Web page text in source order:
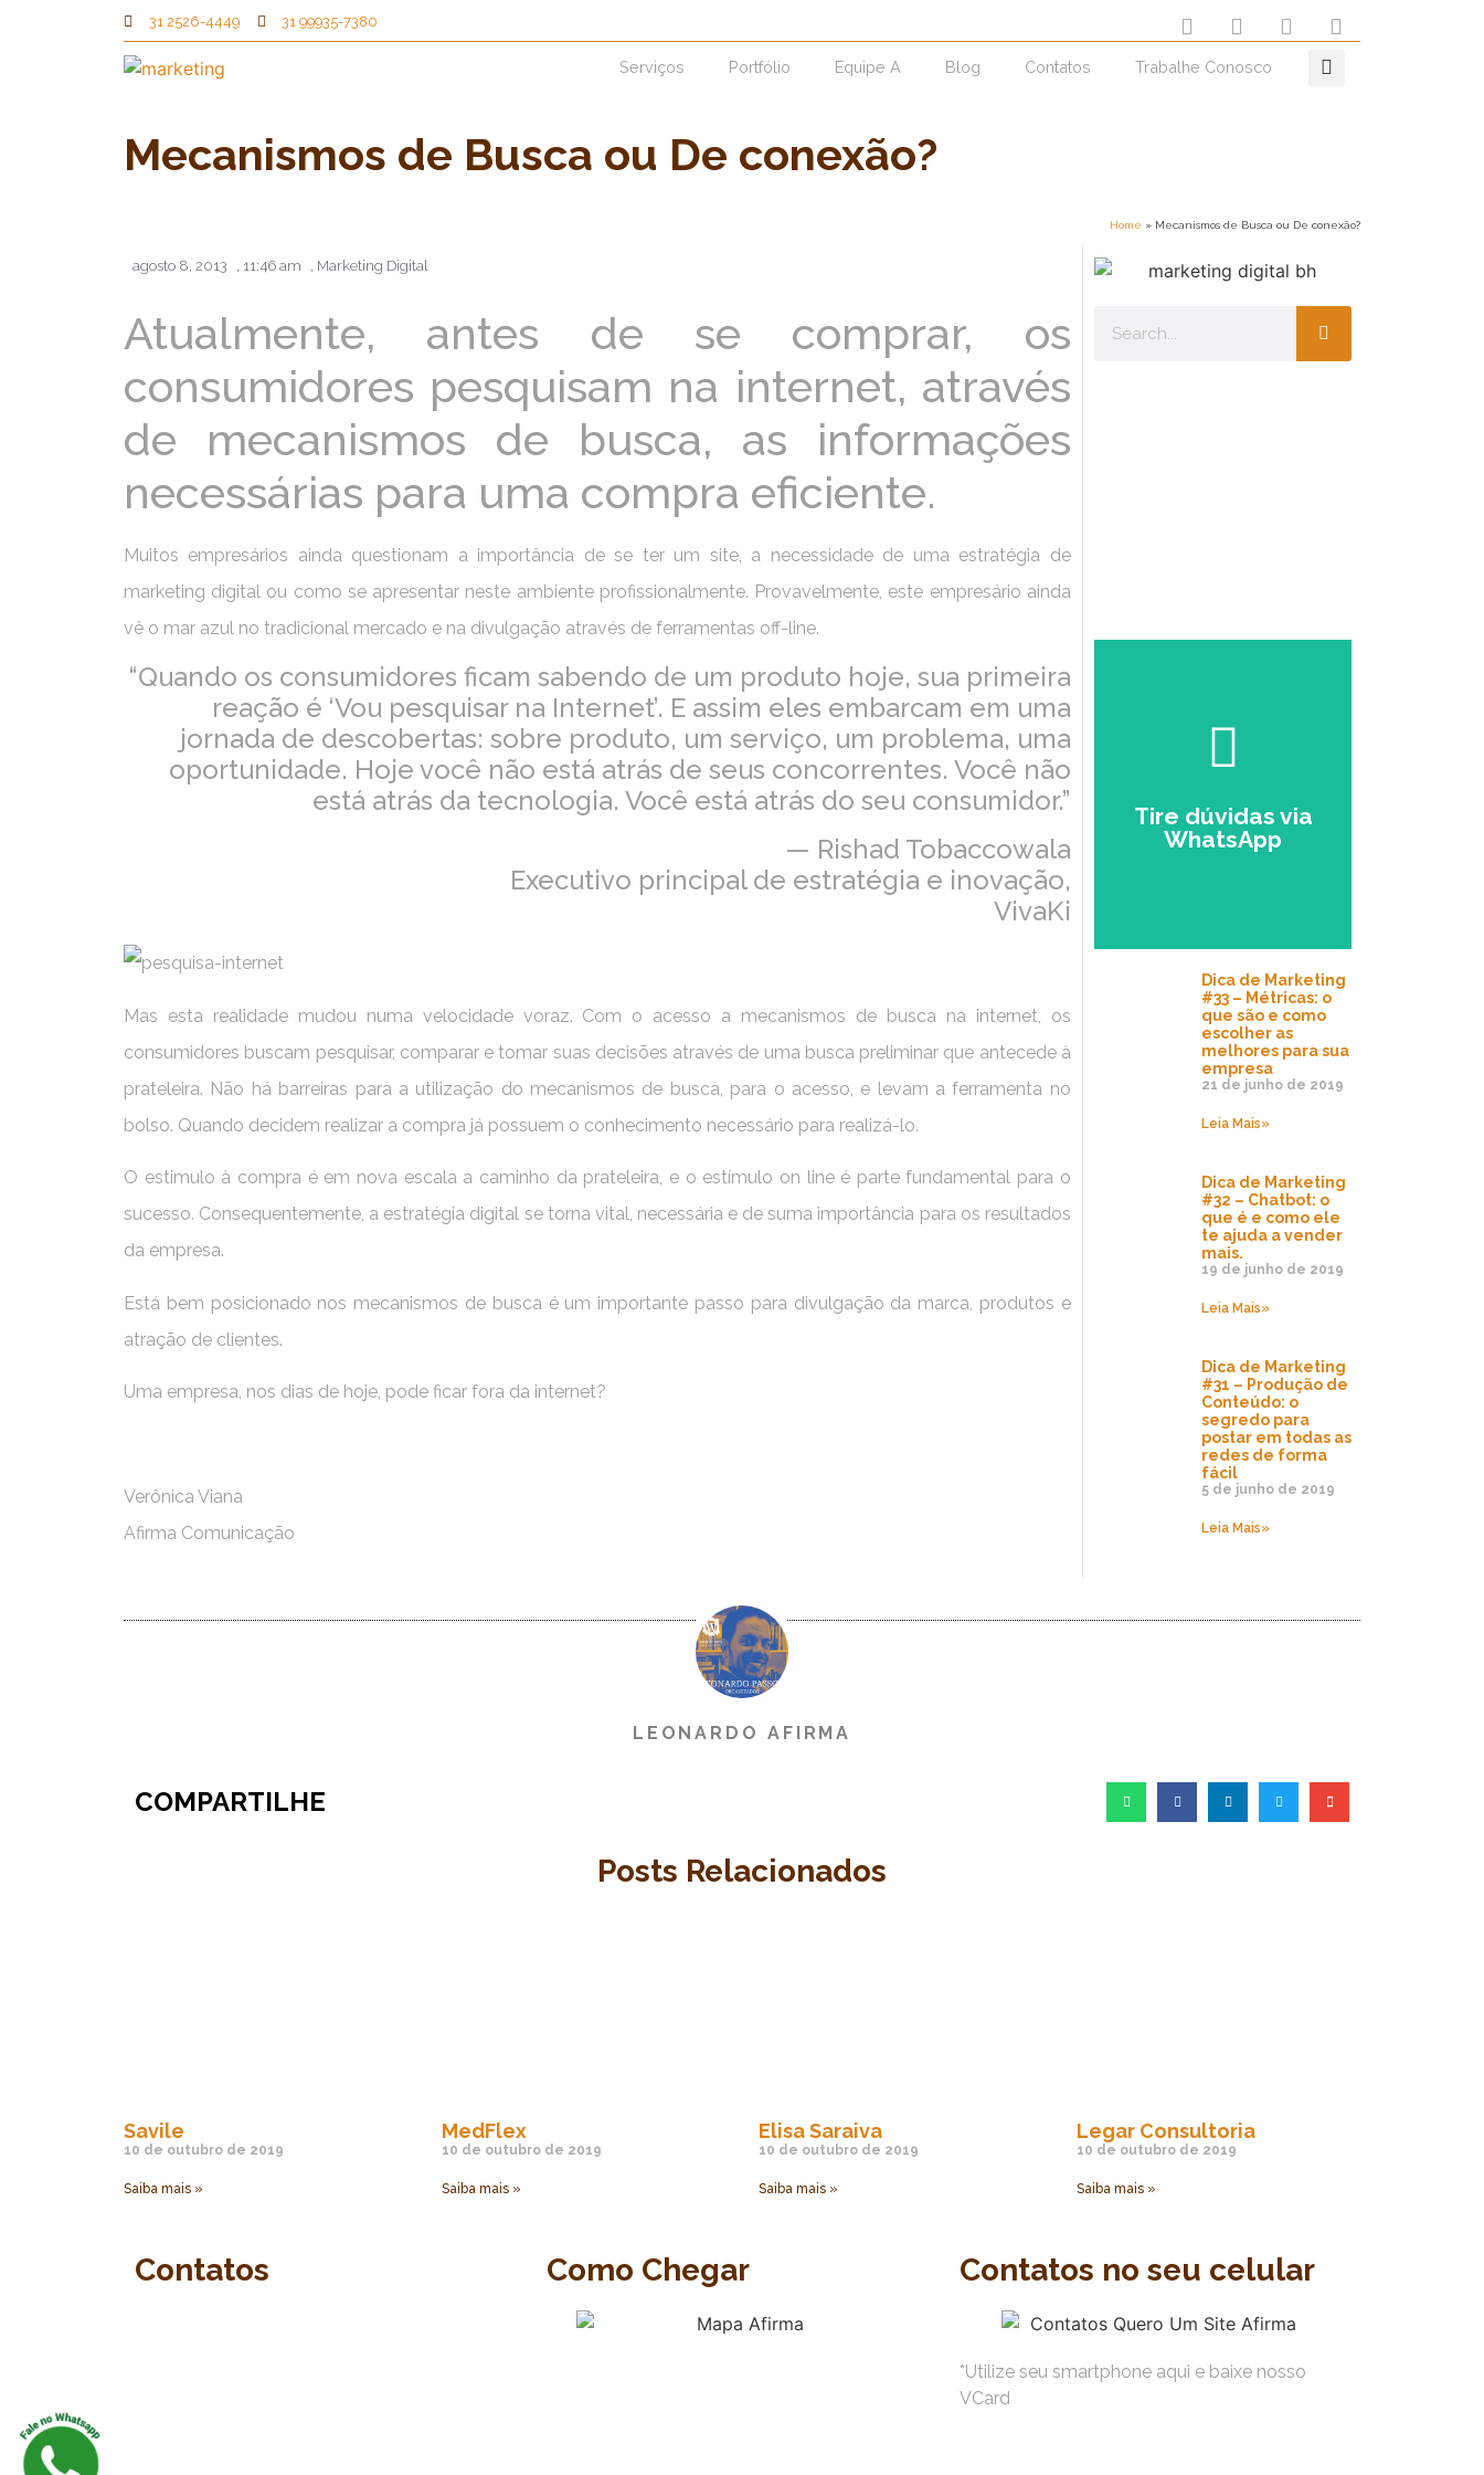
31 2526-4449 31 99935-7380
Serviços Portfólio Equipe A Blog Contatos Trabalhe Conosco
Mecanismos de Busca ou De conexão?
Home » Mecanismos de Busca ou De conexão?
agosto 8, 2013 , 11:46 am , Marketing Digital
Atualmente, antes de se comprar, os
consumidores pesquisam na internet, através
de mecanismos de busca, as informações
necessárias para uma compra eficiente.
Muitos empresários ainda questionam a importância de se ter um site, a necessidade de uma estratégia de
marketing digital ou como se apresentar neste ambiente profissionalmente. Provavelmente, este empresário ainda
vê o mar azul no tradicional mercado e na divulgação através de ferramentas off-line.
“Quando os consumidores ficam sabendo de um produto hoje, sua primeira
reação é ‘Vou pesquisar na Internet’. E assim eles embarcam em uma
jornada de descobertas: sobre produto, um serviço, um problema, uma
oportunidade. Hoje você não está atrás de seus concorrentes. Você não
está atrás da tecnologia. Você está atrás do seu consumidor.”
— Rishad Tobaccowala
Executivo principal de estratégia e inovação,
VivaKi
Mas esta realidade mudou numa velocidade voraz. Com o acesso a mecanismos de busca na internet, os
consumidores buscam pesquisar, comparar e tomar suas decisões através de uma busca preliminar que antecede à
prateleira. Não há barreiras para a utilização do mecanismos de busca, para o acesso, e levam a ferramenta no
bolso. Quando decidem realizar a compra já possuem o conhecimento necessário para realizá-lo.
O estimulo à compra é em nova escala a caminho da prateleira, e o estímulo on line é parte fundamental para o
sucesso. Consequentemente, a estratégia digital se torna vital, necessária e de suma importância para os resultados
da empresa.
Está bem posicionado nos mecanismos de busca é um importante passo para divulgação da marca, produtos e
atração de clientes.
Uma empresa, nos dias de hoje, pode ficar fora da internet?
Verônica Viana
Afirma Comunicação
Tire dúvidas via
WhatsApp
ESTUDANTE
Dica de Marketing
#33 – Métricas: o
que são e como
escolher as
melhores para sua
empresa
21 de junho de 2019
Leia Mais»
Dica de Marketing
#32 – Chatbot: o
que é e como ele
te ajuda a vender
mais.
19 de junho de 2019
Leia Mais»
Dica de Marketing
#31 – Produção de
Conteúdo: o
segredo para
postar em todas as
redes de forma
fácil
5 de junho de 2019
Leia Mais»
LEONARDO AFIRMA
COMPARTILHE
Posts Relacionados
Savile
10 de outubro de 2019
Saiba mais »
MedFlex
10 de outubro de 2019
Saiba mais »
Elisa Saraiva
10 de outubro de 2019
Saiba mais »
Legar Consultoria
10 de outubro de 2019
Saiba mais »
Contatos Como Chegar Contatos no seu celular
*Utilize seu smartphone aqui e baixe nosso
VCard